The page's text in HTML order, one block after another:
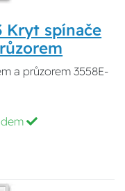
Kryt spínače
a průzorem 3558E-